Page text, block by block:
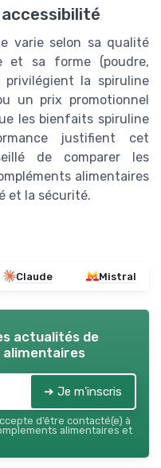
varie selon sa qualité
et sa forme (poudre,
privilégient la spiruline
un prix promotionnel
les bienfaits spiruline
justifient cet
de comparer les
alimentaires
et la sécurité.
Claude Mistral
actualités de
alimentaires
➔ Je m'inscris
d’être contacté(e) à
alimentaires et